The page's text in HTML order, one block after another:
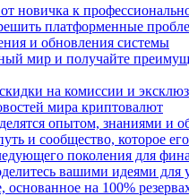
новичка к
платформенные
и обновления системы
мир и получайте
на комиссии и
мира криптовалют
опытом, знаниями и
и сообщество, которое
поколения для
вашими идеями для
основанное на 100%